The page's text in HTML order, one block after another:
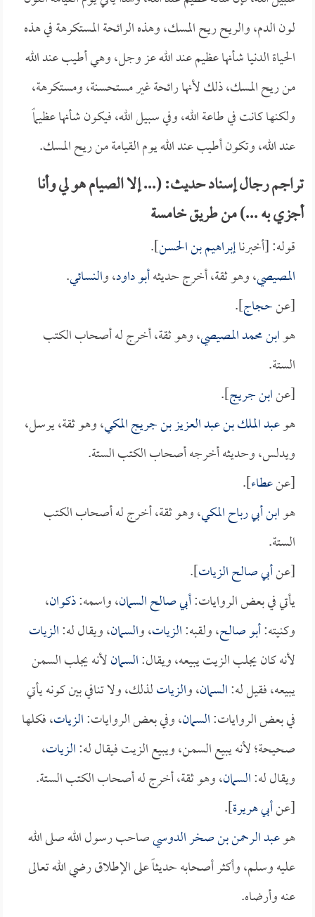
لون الدم، والريح ريح المسك، وهذه الرائحة المستكرهة في هذه
الحياة الدنيا شأنها عظيم عند الله عز وجل، وهي أطيب عند الله
من ريح المسك، ذلك لأنها رائحة غير مستحسنة، ومستكرهة،
ولكنها كانت في طاعة الله، وفي سبيل الله، فيكون شأنها عظيماً
عند الله، وتكون أطيب عند الله يوم القيامة من ريح المسك.
تراجم رجال إسناد حديث: (... إلا الصيام هو لي وأنا
أجزي به ...) من طريق خامسة
قوله: [أخبرناإبراهيم بن الحسن].
المصيصي، وهو ثقة، أخرج حديثهأبو داود، والنسائي.
[عنحجاج].
هوابن محمد المصيصي، وهو ثقة، أخرج له أصحاب الكتب
الستة.
[عنابن جريج].
هوعبد الملك بن عبد العزيز بن جريج المكي، وهو ثقة، يرسل،
ويدلس، وحديثه أخرجه أصحاب الكتب الستة.
[عنعطاء].
هوابن أبي رباح المكي، وهو ثقة، أخرج له أصحاب الكتب
الستة.
[عنأبي صالح الزيات].
يأتي في بعض الروايات:أبي صالح السمان، واسمه:ذكوان،
وكنيته:أبو صالح، ولقبه:الزيات، والسمان، ويقال له:الزيات
لأنه كان يجلب الزيت يبيعه، ويقال:السمانلأنه يجلب السمن
يبيعه، فقيل له:السمان، والزياتلذلك، ولا تنافي بين كونه يأتي
في بعض الروايات:السمان، وفي بعض الروايات:الزيات، فكلها
صحيحة؛ لأنه يبيع السمن، ويبيع الزيت فيقال له:الزيات،
ويقال له:السمان، وهو ثقة، أخرج له أصحاب الكتب الستة.
[عنأبي هريرة].
هوعبد الرحمن بن صخر الدوسيصاحب رسول الله صلى الله
عليه وسلم، وأكثر أصحابه حديثاً على الإطلاق رضي الله تعالى
عنه وأرضاه.